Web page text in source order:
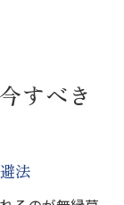
すべき
法